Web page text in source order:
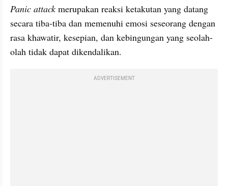
Panic attack merupakan reaksi ketakutan yang datang
secara tiba-tiba dan memenuhi emosi seseorang dengan
rasa khawatir, kesepian, dan kebingungan yang seolah-
olah tidak dapat dikendalikan.
ADVERTISEMENT